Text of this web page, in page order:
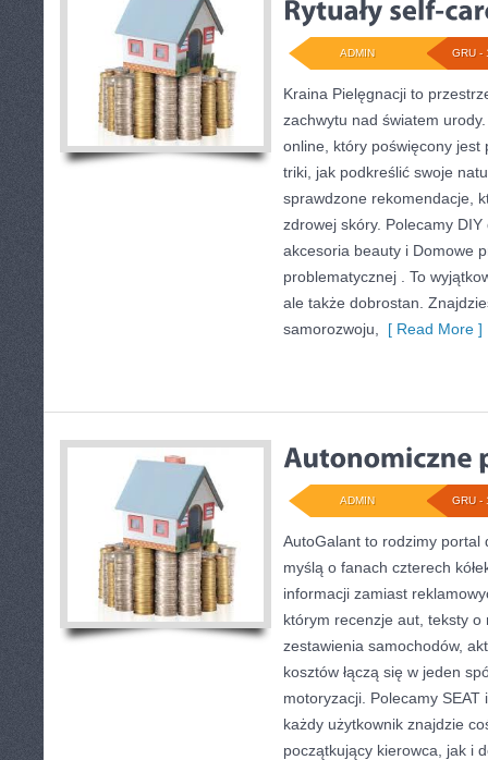
GRU -
ADMIN
Kraina Pielęgnacji to
zachwytu nad światem
online, który poświęcony jest
triki, jak podkreślić swoje
sprawdzone rekomendacje,
zdrowej skóry. Polecamy DIY
akcesoria beauty i Domowe
problematycznej . To
ale także dobrostan.
samorozwoju,
[ Read More ]
GRU -
ADMIN
AutoGalant to rodzimy portal
myślą o fanach czterech
informacji zamiast
którym recenzje aut, teksty
zestawienia samochodów,
kosztów łączą się w jeden
motoryzacji. Polecamy SEAT
każdy użytkownik znajdzie
początkujący kierowca, jak i